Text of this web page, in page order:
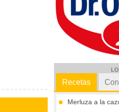
Recetas
Merluza a la